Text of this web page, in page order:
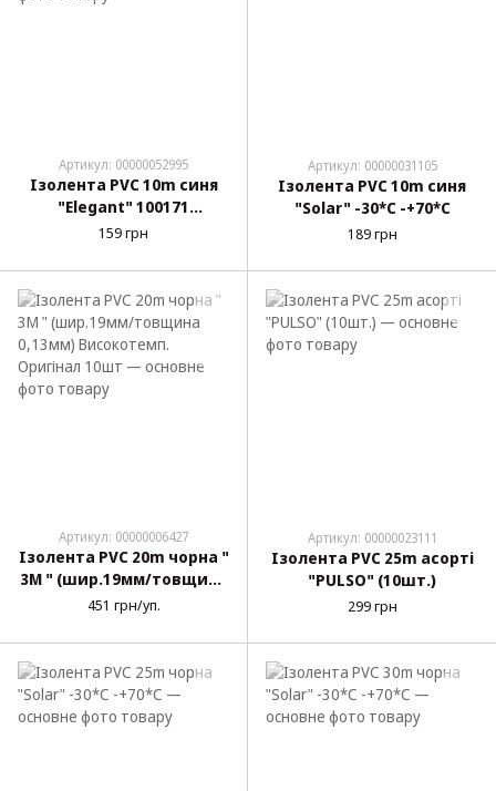
Артикул: 00000052995
Ізолента PVC 10m синя
"Elegant" 100171
підвищ.якості
159 грн
Артикул: 00000031105
Ізолента PVC 10m синя
"Solar" -30*С -+70*С
189 грн
Артикул: 00000006427
Ізолента PVC 20m чорна "
3М " (шир.19мм/товщина
0,13мм) Високотемп.
451 грн/уп.
Артикул: 00000023111
Ізолента PVC 25m асорті
"PULSO" (10шт.)
299 грн